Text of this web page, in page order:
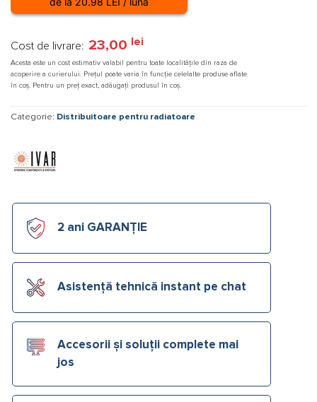
Cost de livrare: 23,00 lei
Acesta este un cost estimativ valabil pentru toate localitățile din raza de
acoperire a curierului. Prețul poate varia în funcție celelalte produse aflate
în coș. Pentru un preț exact, adăugați produsul în coș.
Categorie: Distribuitoare pentru radiatoare
2 ani GARANȚIE
Asistență tehnică instant pe chat
Accesorii și soluții complete mai
jos